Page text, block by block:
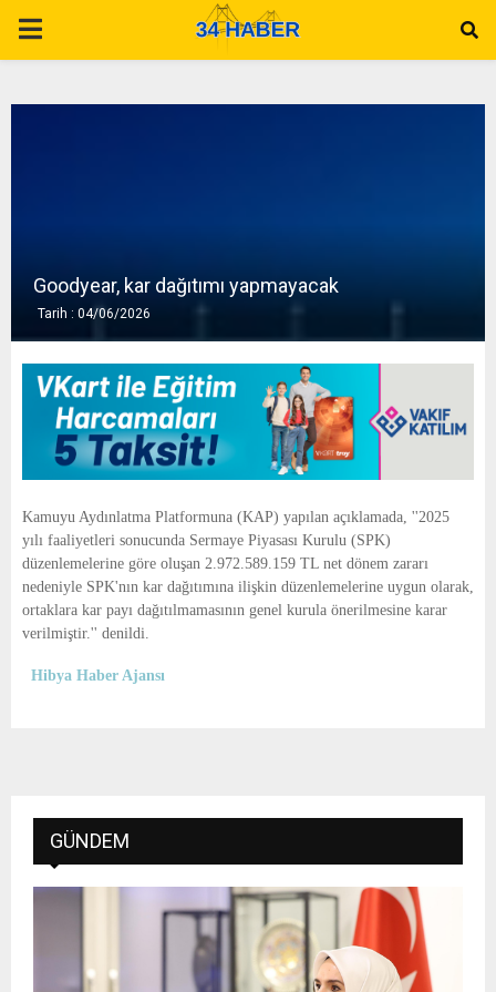
P
E
N
U
Goodyear, kar dağıtımı yapmayacak
Tarih : 04/06/2026
Kamuyu Aydınlatma Platformuna (KAP) yapılan açıklamada, ''2025
yılı faaliyetleri sonucunda Sermaye Piyasası Kurulu (SPK)
düzenlemelerine göre oluşan 2.972.589.159 TL net dönem zararı
nedeniyle SPK'nın kar dağıtımına ilişkin düzenlemelerine uygun olarak,
ortaklara kar payı dağıtılmamasının genel kurula önerilmesine karar
verilmiştir.'' denildi.
Hibya Haber Ajansı
GÜNDEM